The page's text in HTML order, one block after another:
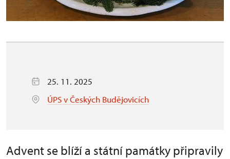
25. 11. 2025
ÚPS v Českých Budějovicích
Advent se blíží a státní památky připravily